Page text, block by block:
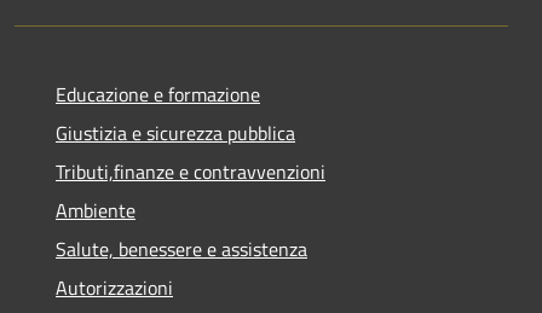
Educazione e formazione
Giustizia e sicurezza pubblica
Tributi,finanze e contravvenzioni
Ambiente
Salute, benessere e assistenza
Autorizzazioni